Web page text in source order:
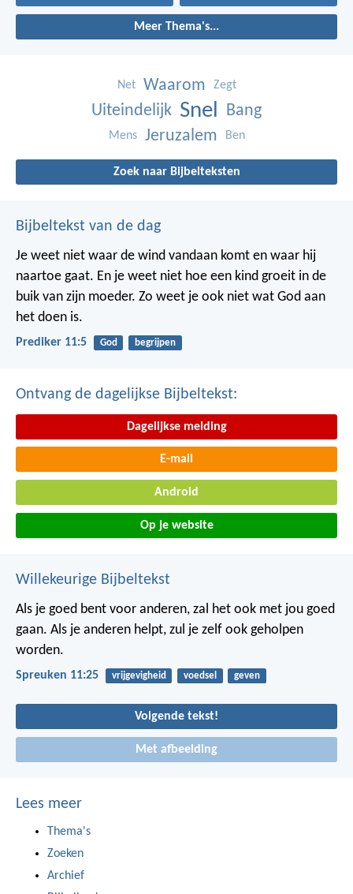
Meer Thema's...
Net Waarom Zegt
Uiteindelijk Snel Bang
Mens Jeruzalem Ben
Zoek naar Bijbelteksten
Bijbeltekst van de dag
Je weet niet waar de wind vandaan komt en waar hij
naartoe gaat. En je weet niet hoe een kind groeit in de
buik van zijn moeder. Zo weet je ook niet wat God aan
het doen is.
Prediker 11:5 God begrijpen
Ontvang de dagelijkse Bijbeltekst:
Dagelijkse melding
E-mail
Android
Op je website
Willekeurige Bijbeltekst
Als je goed bent voor anderen, zal het ook met jou goed
gaan. Als je anderen helpt, zul je zelf ook geholpen
worden.
Spreuken 11:25 vrijgevigheid voedsel geven
Volgende tekst!
Met afbeelding
Lees meer
Thema's
Zoeken
Archief